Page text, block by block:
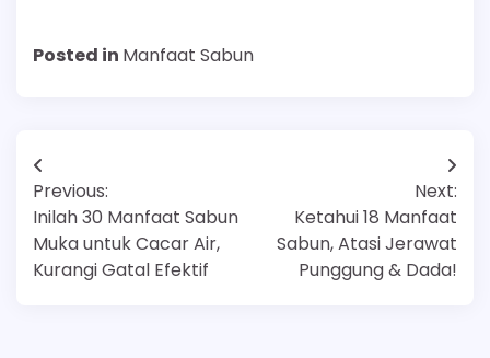
Posted in Manfaat Sabun
Navigasi
pos
Previous:
Inilah 30 Manfaat Sabun
Muka untuk Cacar Air,
Kurangi Gatal Efektif
Next:
Ketahui 18 Manfaat
Sabun, Atasi Jerawat
Punggung & Dada!